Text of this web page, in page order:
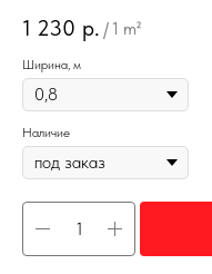
1 230 р. / 1 m²
Ширина, м
Наличие